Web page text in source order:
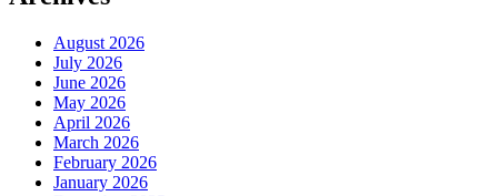
August 2026
July 2026
June 2026
May 2026
April 2026
March 2026
February 2026
January 2026